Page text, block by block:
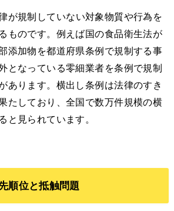
が規制していない対象物質や行為を
ものです。例えば国の食品衛生法が
添加物を都道府県条例で規制する事
となっている零細業者を条例で規制
あります。横出し条例は法律のすき
たしており、全国で数万件規模の横
と見られています。
順位と抵触問題